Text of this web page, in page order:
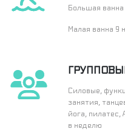
Большая
Малая ванна 9
Силовые,
занятия,
йога, пилатес,
в неделю